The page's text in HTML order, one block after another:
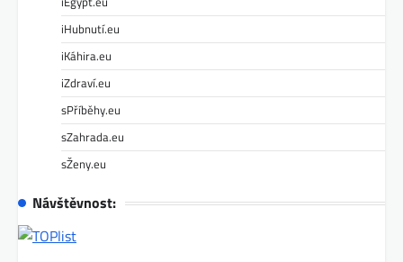
iHubnutí.eu
iKáhira.eu
iZdraví.eu
sPříběhy.eu
sZahrada.eu
sŽeny.eu
Návštěvnost: